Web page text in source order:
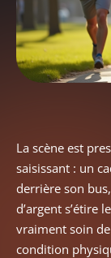
La scène est
saisissant : un
derrière son
d’argent s’étire
vraiment soin de
condition